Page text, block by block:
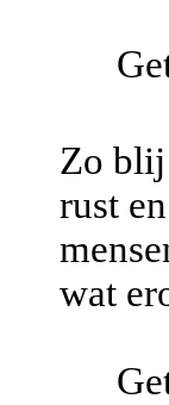
Zo blij
rust
wat